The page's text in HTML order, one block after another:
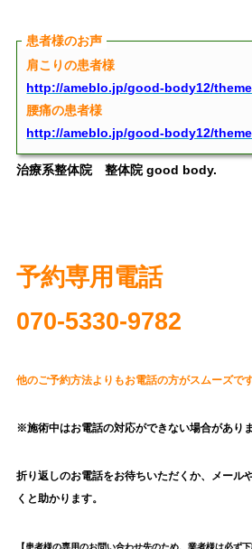
患者様のお声
肩こりの患者様
http://ameblo.jp/good-body12/
腰痛の患者様
http://ameblo.jp/good-body12/
治療系整体院 整体院 good body.
予約専用電話
070‐5330-9782
他のご予約方法よりもお電話の方がスムーズです
※施術中はお電話の対応ができない場合がありま
折り返しのお電話をお待ちいただくか、
メール
くと助かります。
【患者様の専用のお問い合わせ先のため、業者様は必ず